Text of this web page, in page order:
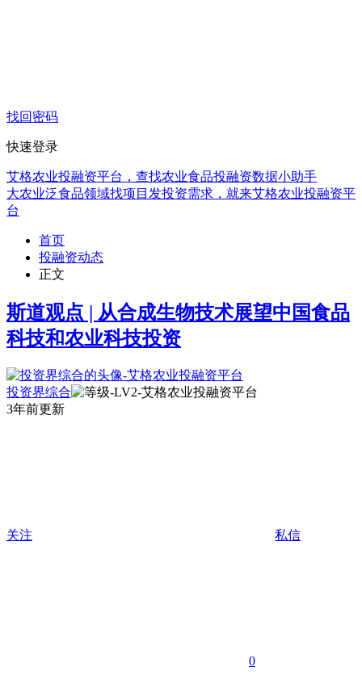
找回密码
快速登录
艾格农业投融资平台，查找农业食品投融资数据小助手
大农业泛食品领域找项目发投资需求，就来艾格农业投融资平
台
首页
投融资动态
正文
斯道观点 | 从合成生物技术展望中国食品
科技和农业科技投资
投资界综合
3年前更新
关注 私信
0